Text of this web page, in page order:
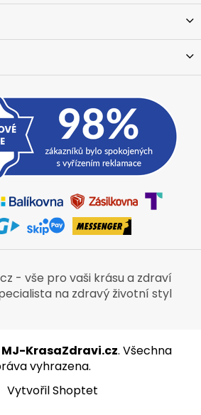
- vše pro vaši krásu a zdraví
na zdravý životní styl
Vytvořil Shoptet
MJ-KrasaZdravi.cz. Všechna
vyhrazena.